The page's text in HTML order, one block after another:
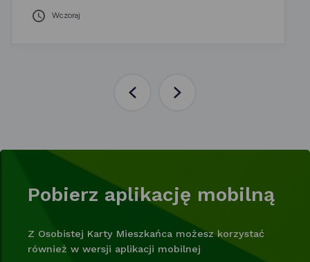
Wczoraj
PoprzedniaNastępna
Pobierz aplikację mobilną
Z Osobistej Karty Mieszkańca możesz korzystać
również w wersji aplikacji mobilnej